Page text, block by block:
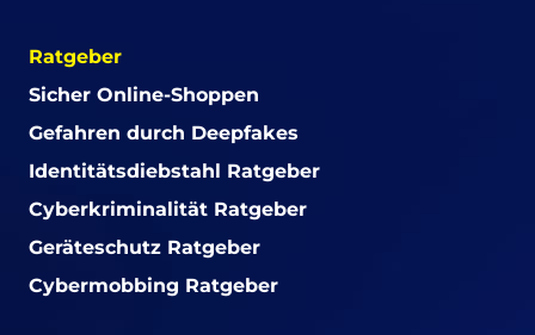
Ratgeber
Sicher Online-Shoppen
Gefahren durch Deepfakes
Identitätsdiebstahl Ratgeber
Cyberkriminalität Ratgeber
Geräteschutz Ratgeber
Cybermobbing Ratgeber